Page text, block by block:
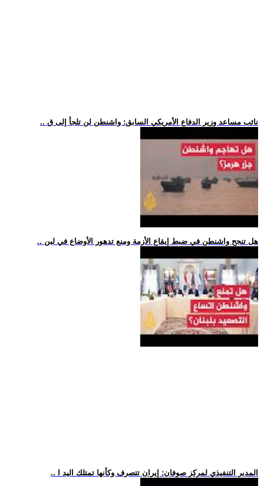
.. نائب مساعد وزير الدفاع الأمريكي السابق: واشنطن لن تلجأ إلى ق
.. هل تنجح واشنطن في ضبط إيقاع الأزمة ومنع تدهور الأوضاع في لبن
.. المدير التنفيذي لمركز صوفان: إيران تتصرف وكأنها تمتلك اليد ا